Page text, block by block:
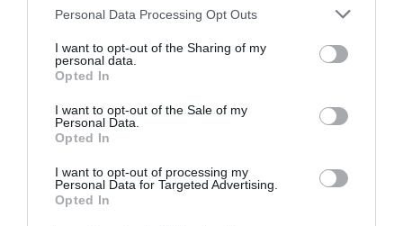
Please note that this website/app uses one or more Google
not limited to your visit or usage behaviour. You may click to
grant or deny consent to Google and its third-party tags to
use your data for below specified purposes in below Google
consent section.
Personal Data Processing Opt Outs
I want to opt-out of the Sharing of my
personal data.
Opted In
I want to opt-out of the Sale of my
Personal Data.
Opted In
I want to opt-out of processing my
Personal Data for Targeted Advertising.
Opted In
Montecitorio: palo clamoroso del Pd